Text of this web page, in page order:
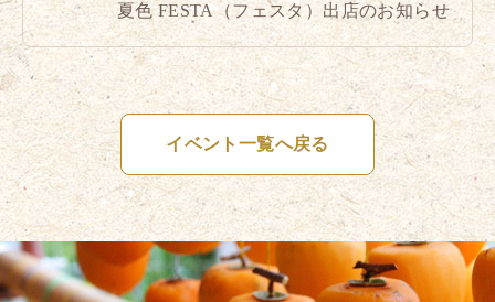
夏色 FESTA（フェスタ）出店のお知らせ
イベント一覧へ戻る